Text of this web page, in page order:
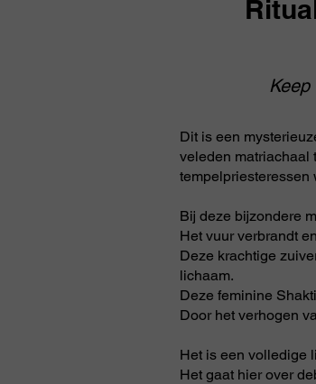
Dit is een
veleden matriachaal
tempelpriesteressen
Bij deze bijzondere
Het vuur verbrandt
Deze krachtige
lichaam.
Deze feminine
Door het verhogen
Het is een volledige
Het gaat hier over